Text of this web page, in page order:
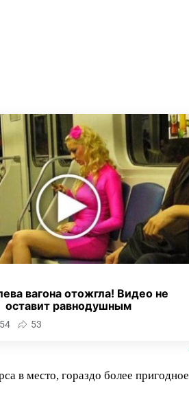
вагона отожгла! Видео не
оставит равнодушным
53
в место, гораздо более пригодное